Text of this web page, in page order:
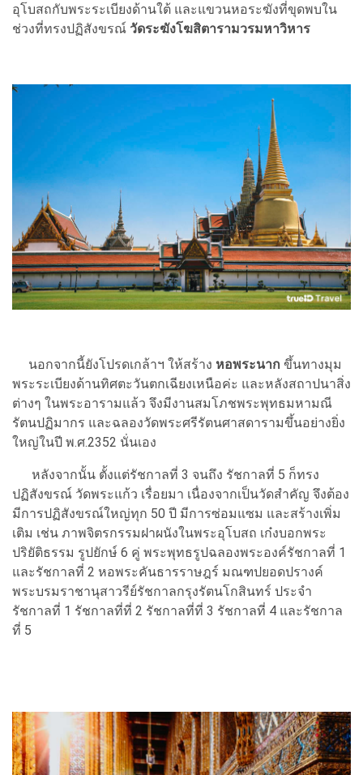
อุโบสถกับพระระเบียงด้านใต้ และแขวนหอระฆังที่ขุดพบใน
ช่วงที่ทรงปฏิสังขรณ์ วัดระฆังโฆสิตารามวรมหาวิหาร
นอกจากนี้ยังโปรดเกล้าฯ ให้สร้าง หอพระนาก ขึ้นทางมุม
พระระเบียงด้านทิศตะวันตกเฉียงเหนือค่ะ และหลังสถาปนาสิ่ง
ต่างๆ ในพระอารามแล้ว จึงมีงานสมโภชพระพุทธมหามณี
รัตนปฏิมากร และฉลองวัดพระศรีรัตนศาสดารามขึ้นอย่างยิ่ง
ใหญ่ในปี พ.ศ.2352 นั่นเอง
หลังจากนั้น ตั้งแต่รัชกาลที่ 3 จนถึง รัชกาลที่ 5 ก็ทรง
ปฏิสังขรณ์ วัดพระแก้ว เรื่อยมา เนื่องจากเป็นวัดสำคัญ จึงต้อง
มีการปฏิสังขรณ์ใหญ่ทุก 50 ปี มีการซ่อมแซม และสร้างเพิ่ม
เติม เช่น ภาพจิตรกรรมฝาผนังในพระอุโบสถ เก๋งบอกพระ
ปริยัติธรรม รูปยักษ์ 6 คู่ พระพุทธรูปฉลองพระองค์รัชกาลที่ 1
และรัชกาลที่ 2 หอพระคันธารราษฎร์ มณฑปยอดปรางค์
พระบรมราชานุสาวรีย์รัชกาลกรุงรัตนโกสินทร์ ประจำ
รัชกาลที่ 1 รัชกาลที่ที่ 2 รัชกาลที่ที่ 3 รัชกาลที่ 4 และรัชกาล
ที่ 5